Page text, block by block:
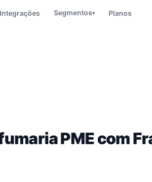
Integrações Segmentos▾ Planos
PME com